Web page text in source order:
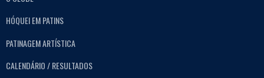
HÓQUEI EM PATINS
PATINAGEM ARTÍSTICA
CALENDÁRIO / RESULTADOS